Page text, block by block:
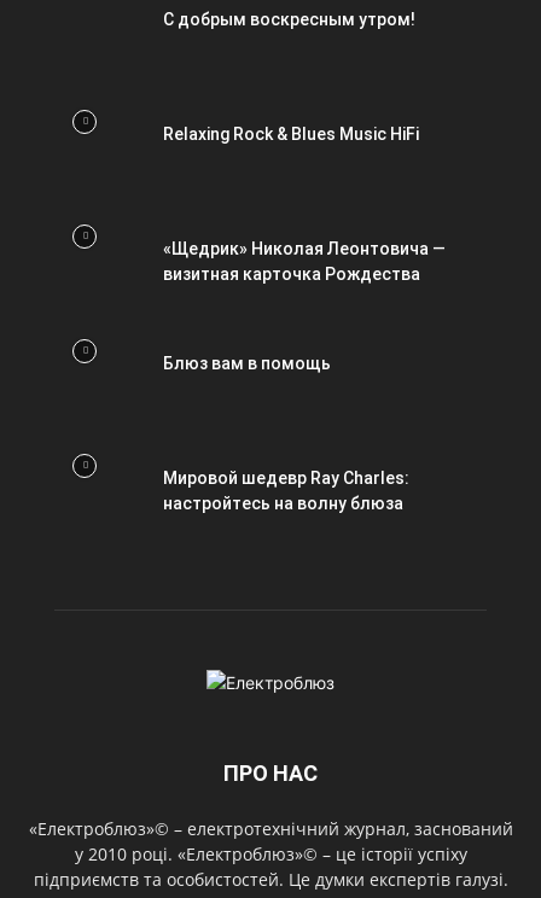
С добрым воскресным утром!
Relaxing Rock & Blues Music HiFi
«Щедрик» Николая Леонтовича —
визитная карточка Рождества
Блюз вам в помощь
Мировой шедевр Ray Charles:
настройтесь на волну блюза
ПРО НАС
«Електроблюз»© – електротехнічний журнал, заснований
у 2010 році. «Електроблюз»© – це історії успіху
підприємств та особистостей. Це думки експертів галузі.